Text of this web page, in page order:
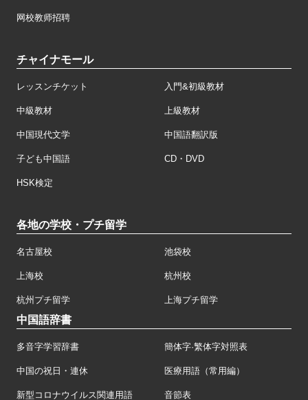
网校教师招聘
チャイナモール
レッスンチケット 入門&初級教材
中級教材 上級教材
中国現代文学 中国語翻訳版
子ども中国語 CD・DVD
HSK検定
各地の学校・プチ留学
名古屋校 池袋校
上海校 杭州校
杭州プチ留学 上海プチ留学
中国語辞書
多音字学習辞書 簡体字·繁体字対照表
中国の祝日・連休 医療用語（常用編）
新型コロナウイルス関連用語 音節表